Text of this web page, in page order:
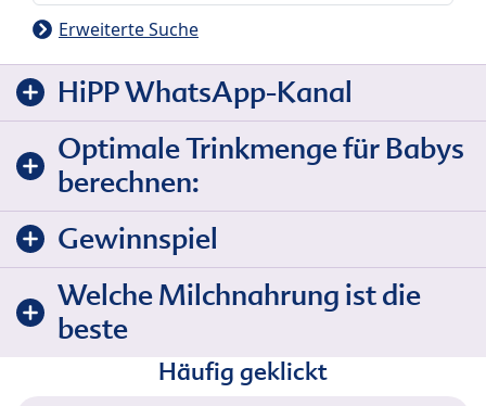
Erweiterte Suche
HiPP WhatsApp-Kanal
Optimale Trinkmenge für Babys
berechnen:
Gewinnspiel
Welche Milchnahrung ist die
beste
Häufig geklickt